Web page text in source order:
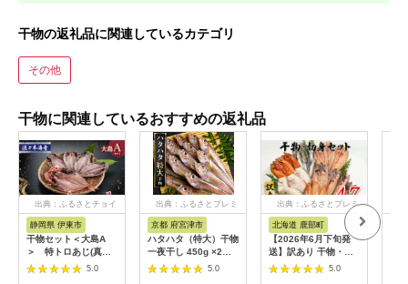
干物の返礼品に関連しているカテゴリ
その他
干物に関連しているおすすめの返礼品
出典：ふるさとチョイ
静岡県 伊東市
干物セット＜大島A
＞ 特トロあじ(真
鯵)4枚・金目鯛1枚
伊豆・伊東のひもの詰
5.0
出典：ふるさとプレミ
京都 府宮津市
ハタハタ（特大）干物
一夜干し 450g ×2箱
魚貝類
5.0
出典：ふるさとプレミ
アム
北海道 鹿部町
【2026年6月下旬発
送】訳あり 干物・切
身 セット 4.7kg 規格
5.0